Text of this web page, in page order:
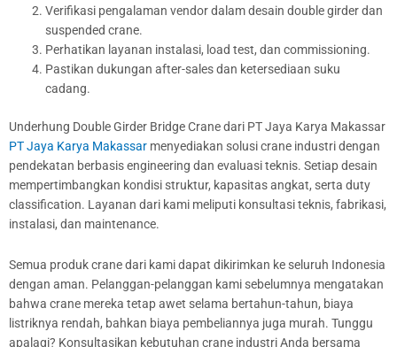
Verifikasi pengalaman vendor dalam desain double girder dan
suspended crane.
Perhatikan layanan instalasi, load test, dan commissioning.
Pastikan dukungan after-sales dan ketersediaan suku
cadang.
Underhung Double Girder Bridge Crane dari PT Jaya Karya Makassar
PT Jaya Karya Makassar menyediakan solusi crane industri dengan
pendekatan berbasis engineering dan evaluasi teknis. Setiap desain
mempertimbangkan kondisi struktur, kapasitas angkat, serta duty
classification. Layanan dari kami meliputi konsultasi teknis, fabrikasi,
instalasi, dan maintenance.
Semua produk crane dari kami dapat dikirimkan ke seluruh Indonesia
dengan aman. Pelanggan-pelanggan kami sebelumnya mengatakan
bahwa crane mereka tetap awet selama bertahun-tahun, biaya
listriknya rendah, bahkan biaya pembeliannya juga murah. Tunggu
apalagi? Konsultasikan kebutuhan crane industri Anda bersama